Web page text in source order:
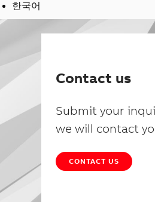
한국어
Contact us
Submit your
we will contact
CONTACT US